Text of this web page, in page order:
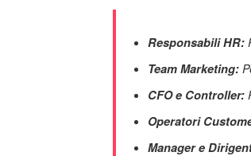
Responsabili HR:
Team Marketing:
CFO e Controller:
Operatori
Manager e